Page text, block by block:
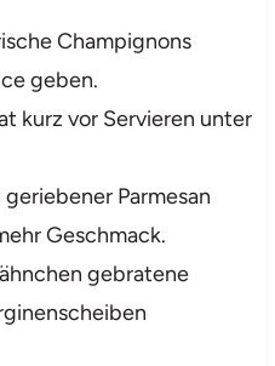
Champignons
geben.
kurz vor Servieren unter
geriebener Parmesan
Geschmack.
gebratene